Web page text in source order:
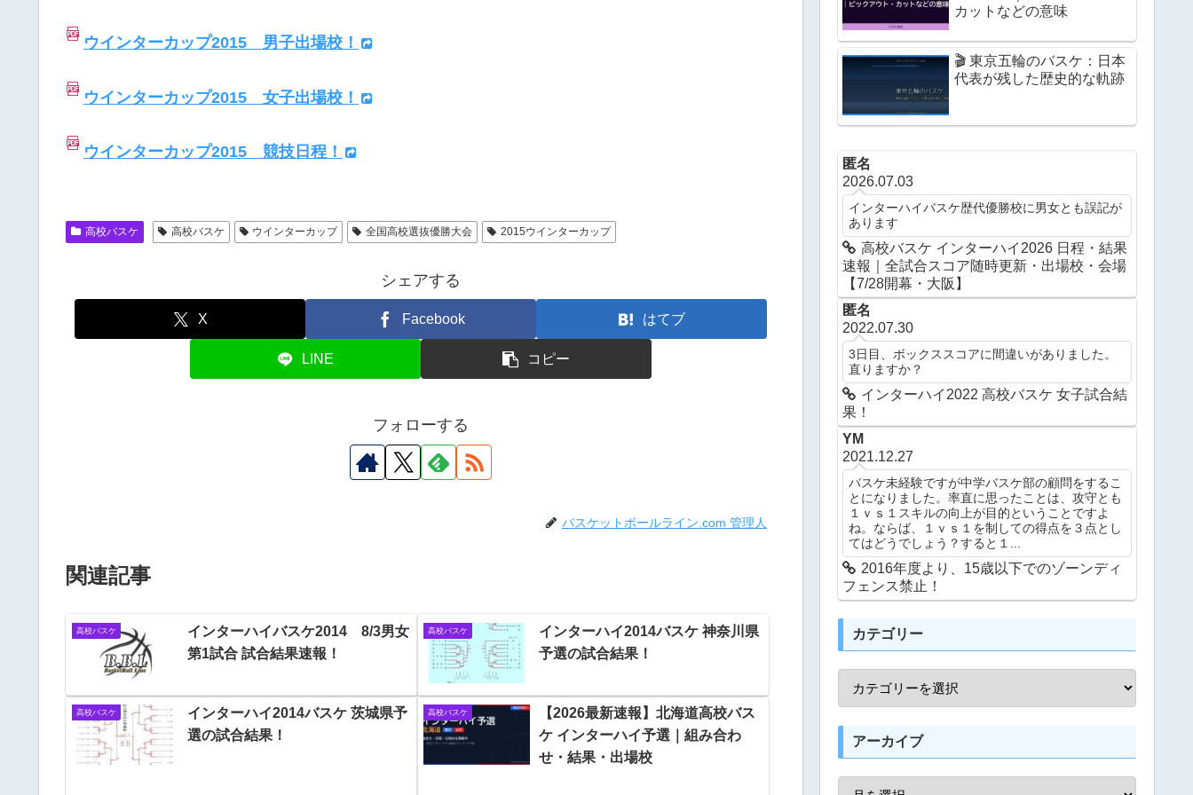
ウインターカップ2015 男子出場校！
ウインターカップ2015 女子出場校！
ウインターカップ2015 競技日程！
高校バスケ 高校バスケ ウインターカップ 全国高校選抜優勝大会 2015ウインターカップ
シェアする
X Facebook はてブ
LINE コピー
フォローする
バスケットボールライン.com 管理人
関連記事
高校バスケ
インターハイバスケ2014 8/3男女
第1試合 試合結果速報！
高校バスケ
インターハイ2014バスケ 神奈川県
予選の試合結果！
高校バスケ
インターハイ2014バスケ 茨城県予
選の試合結果！
高校バスケ
【2026最新速報】北海道高校バス
ケ インターハイ予選｜組み合わ
せ・結果・出場校
カットなどの意味
🎬 東京五輪のバスケ：日本
代表が残した歴史的な軌跡
匿名
2026.07.03
インターハイバスケ歴代優勝校に男女とも誤記が
あります
高校バスケ インターハイ2026 日程・結果
速報｜全試合スコア随時更新・出場校・会場
【7/28開幕・大阪】
匿名
2022.07.30
3日目、ボックススコアに間違いがありました。
直りますか？
インターハイ2022 高校バスケ 女子試合結
果！
YM
2021.12.27
バスケ未経験ですが中学バスケ部の顧問をするこ
とになりました。率直に思ったことは、攻守とも
１ｖｓ１スキルの向上が目的ということですよ
ね。ならば、１ｖｓ１を制しての得点を３点とし
てはどうでしょう？すると１...
2016年度より、15歳以下でのゾーンディ
フェンス禁止！
カテゴリー
アーカイブ